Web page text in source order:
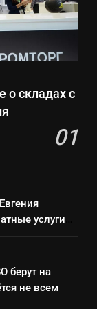
как
с военной
услуги по
о складах с
01
услуги
берут на
не всем
Что
ВМФ
с военной